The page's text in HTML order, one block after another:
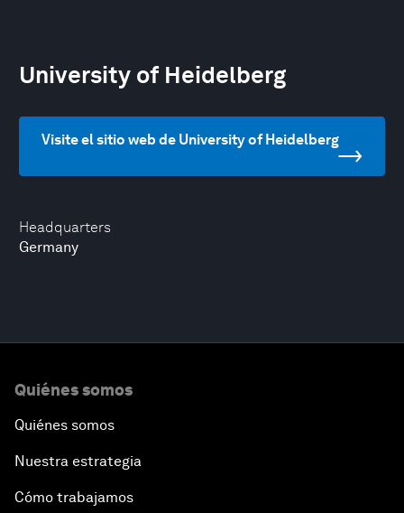
Headquarters
Germany
University of Heidelberg
Visite el sitio web de University of Heidelberg
Quiénes somos
Quiénes somos
Nuestra estrategia
Cómo trabajamos